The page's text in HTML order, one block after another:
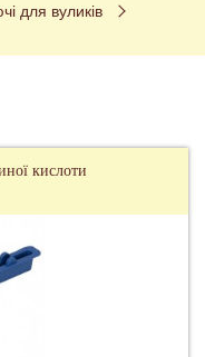
для вуликів
кислоти